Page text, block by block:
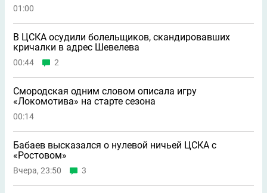
01:00
В ЦСКА осудили болельщиков, скандировавших
кричалки в адрес Шевелева
00:44 2
Смородская одним словом описала игру
«Локомотива» на старте сезона
00:14
Бабаев высказался о нулевой ничьей ЦСКА с
«Ростовом»
Вчера, 23:50 3